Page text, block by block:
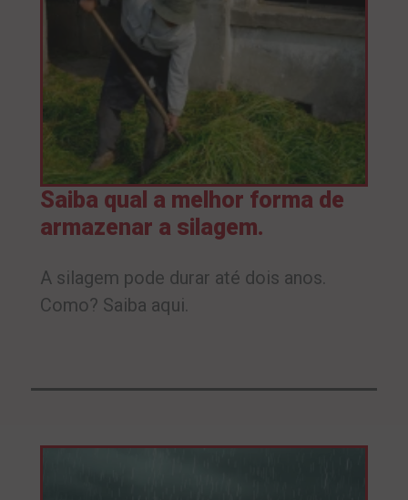
Saiba qual a melhor forma de
armazenar a silagem.
A silagem pode durar até dois anos.
Como? Saiba aqui.